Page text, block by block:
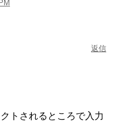
返信
トされるところで入力